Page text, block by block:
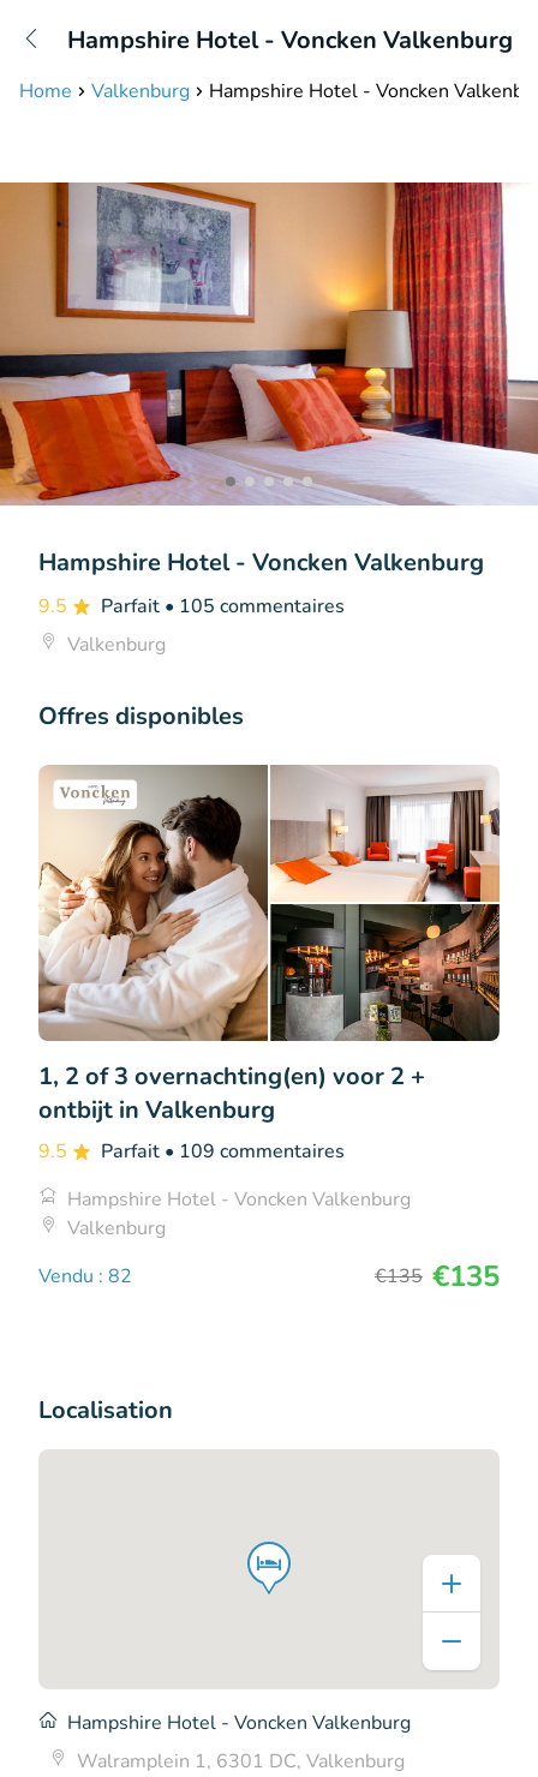
Disponible jusqu'à 23:00 heures
Hampshire Hotel - Voncken Valkenburg
Home Valkenburg Hampshire Hotel - Voncken
Hampshire Hotel - Voncken Valkenburg
9.5 Parfait • 105 commentaires
Valkenburg
Offres disponibles
1, 2 of 3 overnachting(en) voor 2 +
ontbijt in Valkenburg
9.5 Parfait • 109 commentaires
Hampshire Hotel - Voncken Valkenburg
Valkenburg
Vendu : 82
€135 €135
Localisation
Hampshire Hotel - Voncken Valkenburg
Walramplein 1, 6301 DC, Valkenburg